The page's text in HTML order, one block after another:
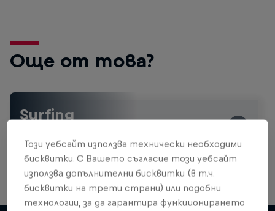
Още от това?
Surfing
roaring collection of surf films, shows and …
Inside Pro Surfing
Този уебсайт използва технически необходими
бисквитки. С Вашето съгласие този уебсайт
използва допълнителни бисквитки (в т.ч.
бисквитки на трети страни) или подобни
технологии, за да гарантира функционирането